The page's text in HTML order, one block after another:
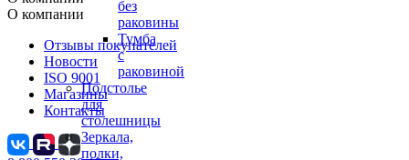
без
раковины
Тумба
с
раковиной
Подстолье
для
столешницы
Зеркала,
полки,
О компании
Отзывы покупателей
Новости
ISO 9001
Магазины
Контакты